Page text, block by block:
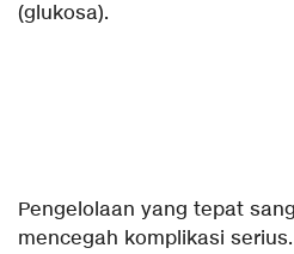
(glukosa).
Pengelolaan yang tepat
mencegah komplikasi